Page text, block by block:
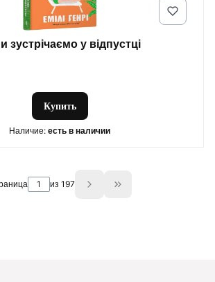
у відпустці
Купить
Наличие: есть в наличии
из 197 Go to the last page